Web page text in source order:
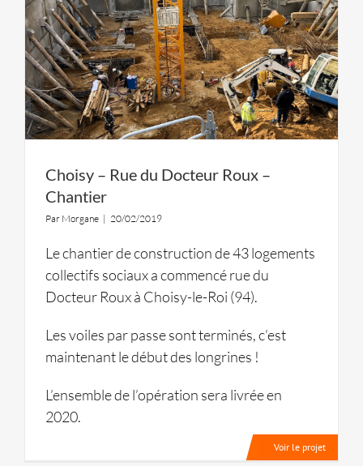
Choisy – Rue du Docteur Roux –
Chantier
Par Morgane | 20/02/2019
Le chantier de construction de 43 logements
collectifs sociaux a commencé rue du
Docteur Roux à Choisy-le-Roi (94).
Les voiles par passe sont terminés, c’est
maintenant le début des longrines !
L’ensemble de l’opération sera livrée en
2020.
Voir le projet